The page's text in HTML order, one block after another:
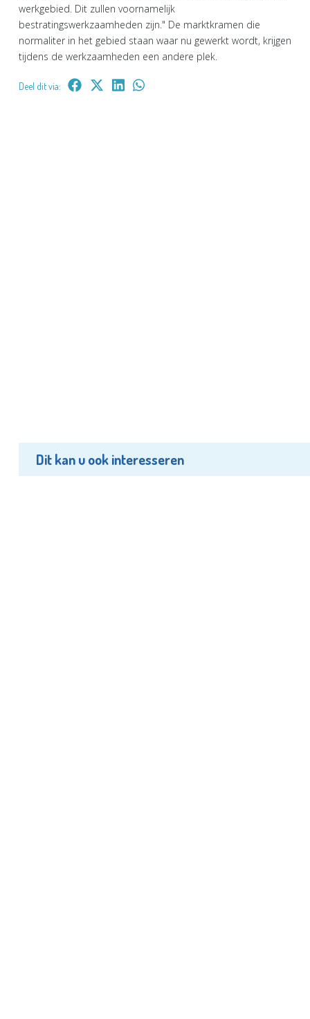
werkgebied. Dit zullen voornamelijk
bestratingswerkzaamheden zijn." De marktkramen die
normaliter in het gebied staan waar nu gewerkt wordt, krijgen
tijdens de werkzaamheden een andere plek.
Deel dit via:
Dit kan u ook interesseren